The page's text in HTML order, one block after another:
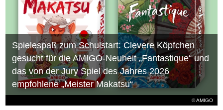
© AMIGO
Spielespaß zum Schulstart: Clevere Köpfchen
gesucht für die AMIGO-Neuheit „Fantastique“ und
das von der Jury Spiel des Jahres 2026
empfohlene „Meister Makatsu“